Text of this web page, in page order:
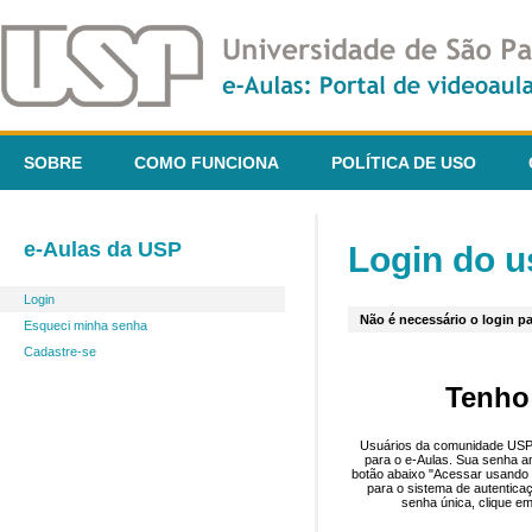
SOBRE COMO FUNCIONA POLÍTICA DE USO
e-Aulas da USP
Login
Esqueci minha senha
Cadastre-se
Login do
Não é necessário o login
Usuários da comunidade
para o e-Aulas. Sua senha
botão abaixo "Acessar
para o sistema de
senha única, clique